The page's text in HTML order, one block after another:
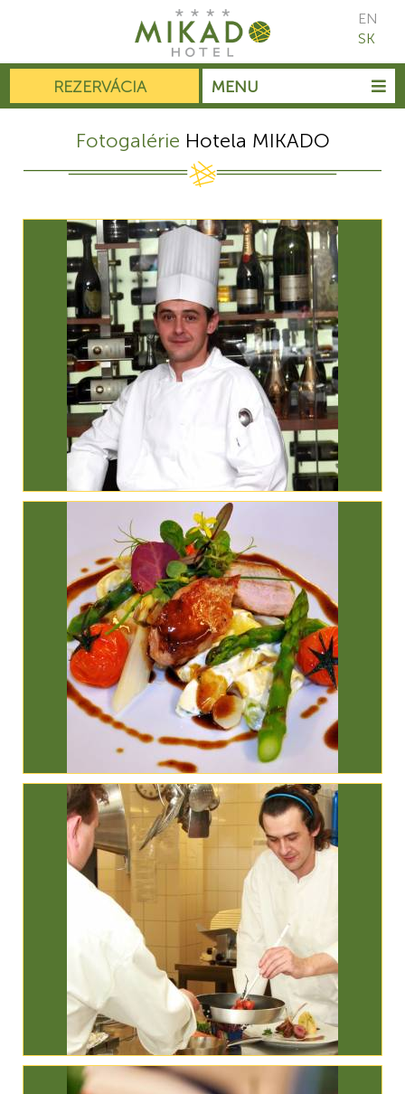
MENU
REZERVÁCIA
EN
SK
Fotogalérie Hotela MIKADO